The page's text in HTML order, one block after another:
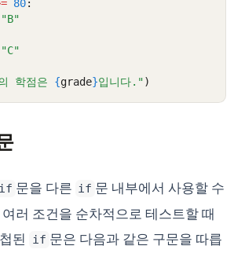
80:
"B"
"C"
학점은 {grade}입니다.")
if 문을 다른 if 문 내부에서 사용할 수
러 조건을 순차적으로 테스트할 때
된
if 문은 다음과 같은 구문을 따릅